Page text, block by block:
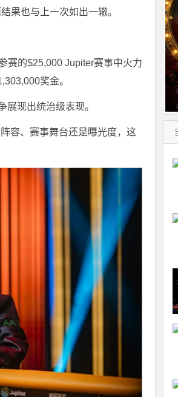
果也与上一次如出一辙。
赛的$25,000 Jupiter赛事中火力
奖金。
展现出统治级表现。
容、赛事舞台还是曝光度，这